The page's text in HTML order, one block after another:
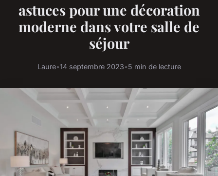
astuces pour une décoration
moderne dans votre salle de
séjour
Laure•14 septembre 2023•5 min de lecture